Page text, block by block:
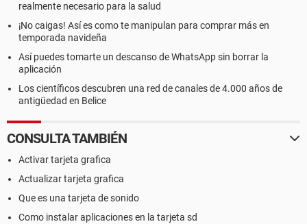
realmente necesario para la salud
¡No caigas! Así es como te manipulan para comprar más en
temporada navideña
Así puedes tomarte un descanso de WhatsApp sin borrar la
aplicación
Los científicos descubren una red de canales de 4.000 años de
antigüedad en Belice
CONSULTA TAMBIÉN
Activar tarjeta grafica
Actualizar tarjeta grafica
Que es una tarjeta de sonido
Como instalar aplicaciones en la tarjeta sd